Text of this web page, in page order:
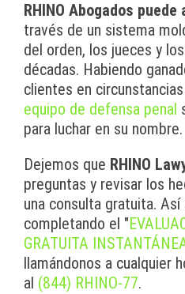
RHINO Abogados puede
través de un sistema
del orden, los jueces y
décadas. Habiendo
clientes en
equipo de defensa penal
para luchar en su nombre.
Dejemos que RHINO
preguntas y revisar los
una consulta gratuita.
completando el "
GRATUITA
llamándonos a cualquier
al (844) RHINO-77.